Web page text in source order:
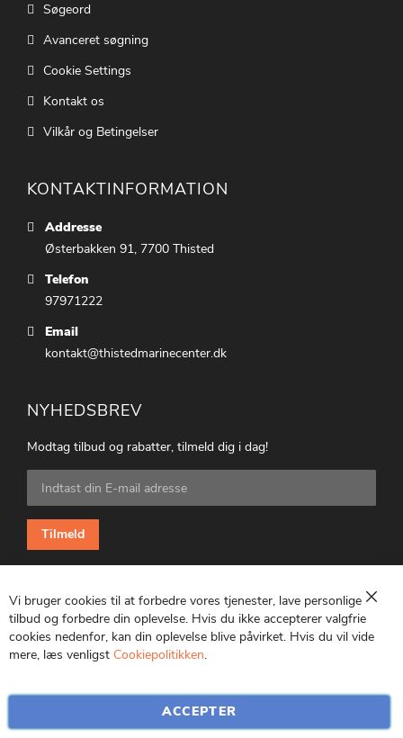
Søgeord
Avanceret søgning
Cookie Settings
Kontakt os
Vilkår og Betingelser
KONTAKTINFORMATION
Addresse
Østerbakken 91, 7700 Thisted
Telefon
97971222
Email
kontakt@thistedmarinecenter.dk
NYHEDSBREV
Modtag tilbud og rabatter, tilmeld dig i dag!
Tilmeld
dig
vores
nyhedsbrev:
Tilmeld
CVR: 25847369
Luk
Vi bruger cookies til at forbedre vores tjenester, lave personlige
tilbud og forbedre din oplevelse. Hvis du ikke accepterer valgfrie
cookies nedenfor, kan din oplevelse blive påvirket. Hvis du vil vide
mere, læs venligst Cookiepolitikken.
ACCEPTER